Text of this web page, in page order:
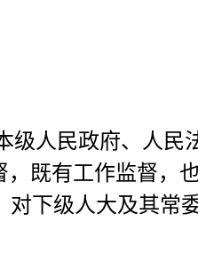
级人民政府、人民
，既有工作监督，
对下级人大及其常